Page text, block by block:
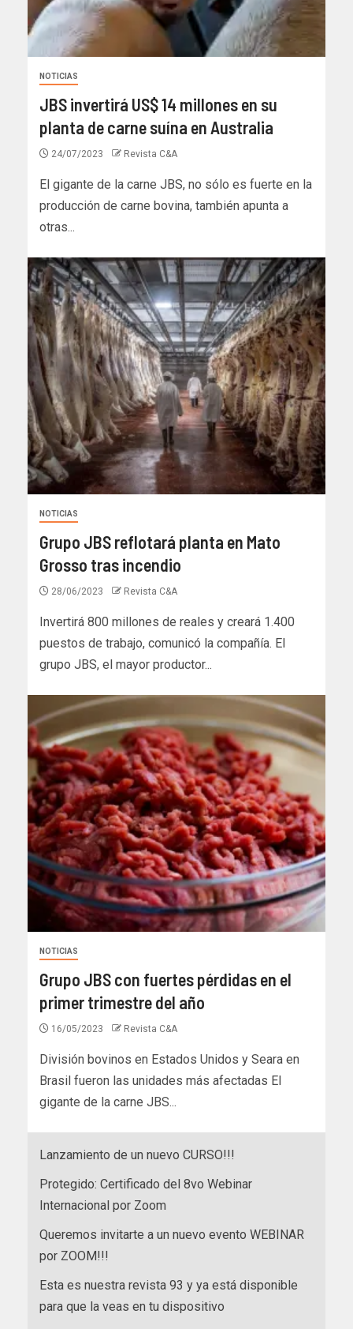
NOTICIAS
JBS invertirá US$ 14 millones en su
planta de carne suína en Australia
24/07/2023 Revista C&A
El gigante de la carne JBS, no sólo es fuerte en la
producción de carne bovina, también apunta a
otras...
NOTICIAS
Grupo JBS reflotará planta en Mato
Grosso tras incendio
28/06/2023 Revista C&A
Invertirá 800 millones de reales y creará 1.400
puestos de trabajo, comunicó la compañía. El
grupo JBS, el mayor productor...
NOTICIAS
Grupo JBS con fuertes pérdidas en el
primer trimestre del año
16/05/2023 Revista C&A
División bovinos en Estados Unidos y Seara en
Brasil fueron las unidades más afectadas El
gigante de la carne JBS...
Lanzamiento de un nuevo CURSO!!!
Protegido: Certificado del 8vo Webinar
Internacional por Zoom
Queremos invitarte a un nuevo evento WEBINAR
por ZOOM!!!
Esta es nuestra revista 93 y ya está disponible
para que la veas en tu dispositivo